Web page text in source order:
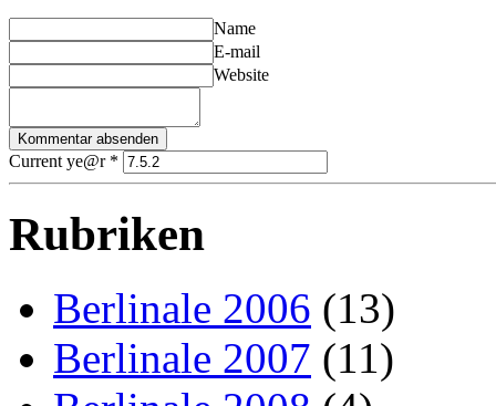
Name
E-mail
Website
Current ye@r *
Rubriken
Berlinale 2006 (13)
Berlinale 2007 (11)